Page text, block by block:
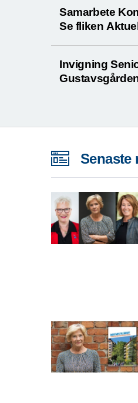
Samarbete
Se fliken
Invigning
Senaste